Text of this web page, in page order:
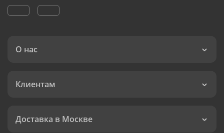
О нас
Клиентам
Доставка в Москве